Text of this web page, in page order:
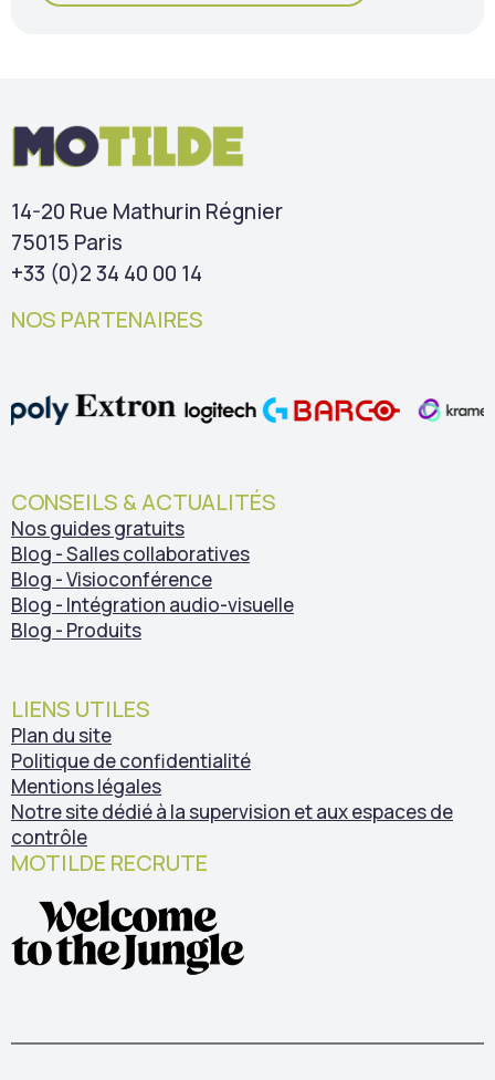
14-20 Rue Mathurin Régnier
75015 Paris
+33 (0)2 34 40 00 14
NOS PARTENAIRES
CONSEILS & ACTUALITÉS
Nos guides gratuits
Blog - Salles collaboratives
Blog - Visioconférence
Blog - Intégration audio-visuelle
Blog - Produits
LIENS UTILES
Plan du site
Politique de confidentialité
Mentions légales
Notre site dédié à la supervision et aux espaces de
contrôle
MOTILDE RECRUTE